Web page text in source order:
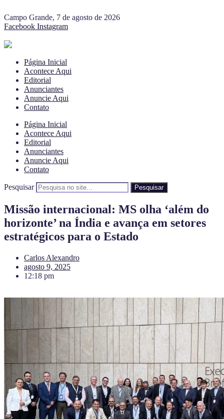
Campo Grande, 7 de agosto de 2026
Facebook Instagram
Página Inicial
Acontece Aqui
Editorial
Anunciantes
Anuncie Aqui
Contato
Página Inicial
Acontece Aqui
Editorial
Anunciantes
Anuncie Aqui
Contato
Pesquisar Pesquisar
Missão internacional: MS olha ‘além do
horizonte’ na Índia e avança em setores
estratégicos para o Estado
Carlos Alexandro
agosto 9, 2025
12:18 pm